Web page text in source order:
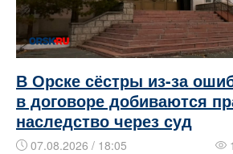
В Орске сёстры из-за
в договоре добиваются
наследство через суд
07.08.2026 / 18:05